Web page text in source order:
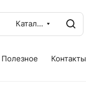
Каталог
Полезное Контакты